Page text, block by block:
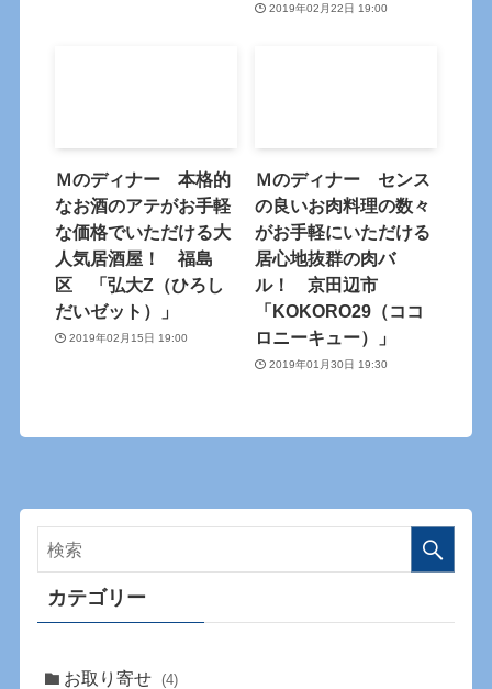
2019年02月22日 19:00
Ｍのディナー 本格的
なお酒のアテがお手軽
な価格でいただける大
人気居酒屋！ 福島
区 「弘大Z（ひろし
だいゼット）」
2019年02月15日 19:00
Ｍのディナー センス
の良いお肉料理の数々
がお手軽にいただける
居心地抜群の肉バ
ル！ 京田辺市
「KOKORO29（ココ
ロニーキュー）」
2019年01月30日 19:30
カテゴリー
お取り寄せ (4)